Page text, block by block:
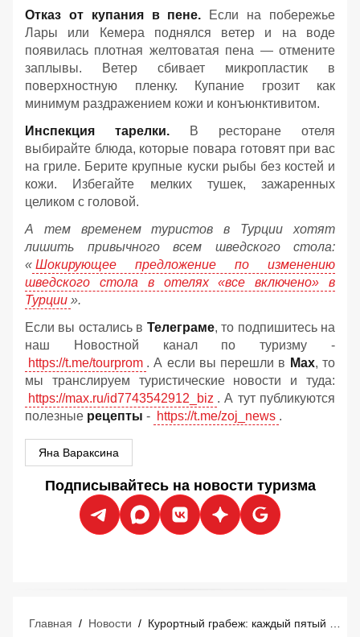
Отказ от купания в пене. Если на побережье
Лары или Кемера поднялся ветер и на воде
появилась плотная желтоватая пена — отмените
заплывы. Ветер сбивает микропластик в
поверхностную пленку. Купание грозит как
минимум раздражением кожи и конъюнктивитом.
Инспекция тарелки. В ресторане отеля
выбирайте блюда, которые повара готовят при вас
на гриле. Берите крупные куски рыбы без костей и
кожи. Избегайте мелких тушек, зажаренных
целиком с головой.
А тем временем туристов в Турции хотят
лишить привычного всем шведского стола:
« Шокирующее предложение по изменению
шведского стола в отелях «все включено» в
Турции ».
Если вы остались в Телеграме, то подпишитесь на
наш Новостной канал по туризму -
https://t.me/tourprom . А если вы перешли в Мах, то
мы транслируем туристические новости и туда:
https://max.ru/id7743542912_biz . А тут публикуются
полезные рецепты - https://t.me/zoj_news .
Яна Вараксина
Подписывайтесь на новости туризма
Главная / Новости /